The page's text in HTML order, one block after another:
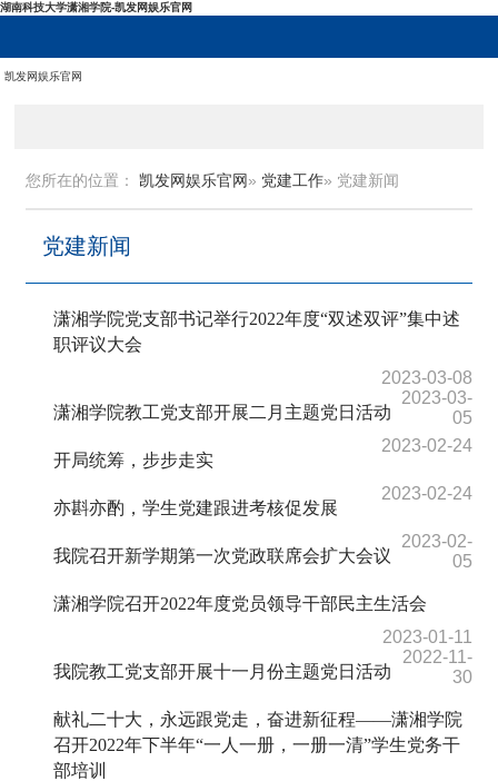
湖南科技大学潇湘学院-凯发网娱乐官网
凯发网娱乐官网
您所在的位置：凯发网娱乐官网» 党建工作» 党建新闻
党建新闻
潇湘学院党支部书记举行2022年度“双述双评”集中述
职评议大会
2023-03-08
潇湘学院教工党支部开展二月主题党日活动
2023-03-
05
开局统筹，步步走实
2023-02-24
亦斟亦酌，学生党建跟进考核促发展
2023-02-24
我院召开新学期第一次党政联席会扩大会议
2023-02-
05
潇湘学院召开2022年度党员领导干部民主生活会
2023-01-11
我院教工党支部开展十一月份主题党日活动
2022-11-
30
献礼二十大，永远跟党走，奋进新征程——潇湘学院
召开2022年下半年“一人一册，一册一清”学生党务干
部培训